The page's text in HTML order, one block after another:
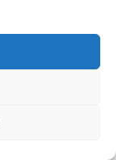
comme
global et